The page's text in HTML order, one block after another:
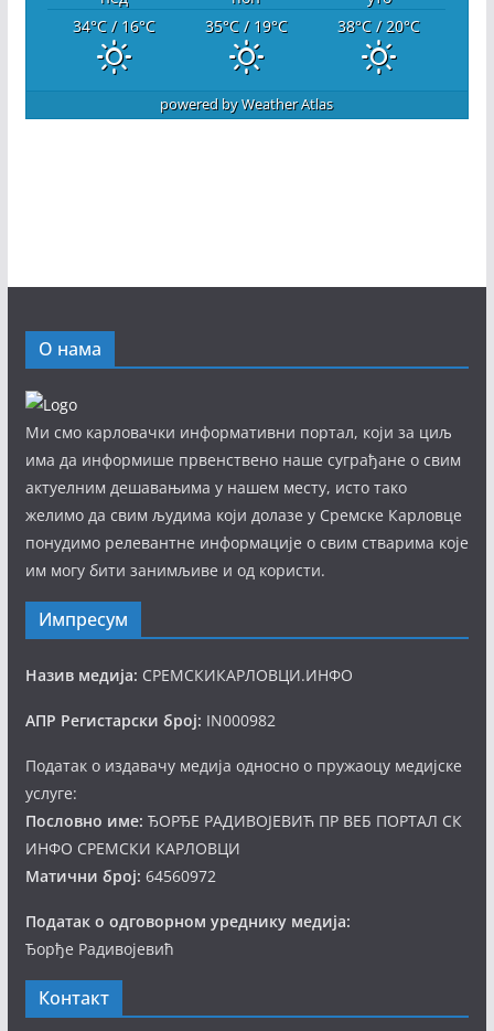
34°C/ 16°C 35°C/ 19°C 38°C/ 20°C
powered byWeather Atlas
О нама
Ми смо карловачки информативни портал, који за циљ
има да информише првенствено наше суграђане о свим
актуелним дешавањима у нашем месту, исто тако
желимо да свим људима који долазе у Сремске Карловце
понудимо релевантне информације о свим стварима које
им могу бити занимљиве и од користи.
Импресум
Назив медија: СРЕМСКИКАРЛОВЦИ.ИНФО
АПР Регистарски број: IN000982
Податак о издавачу медија односно о пружаоцу медијске
услуге:
Пословно име: ЂОРЂЕ РАДИВОЈЕВИЋ ПР ВЕБ ПОРТАЛ СК
ИНФО СРЕМСКИ КАРЛОВЦИ
Матични број: 64560972
Податак о одговорном уреднику медија:
Ђорђе Радивојевић
Контакт